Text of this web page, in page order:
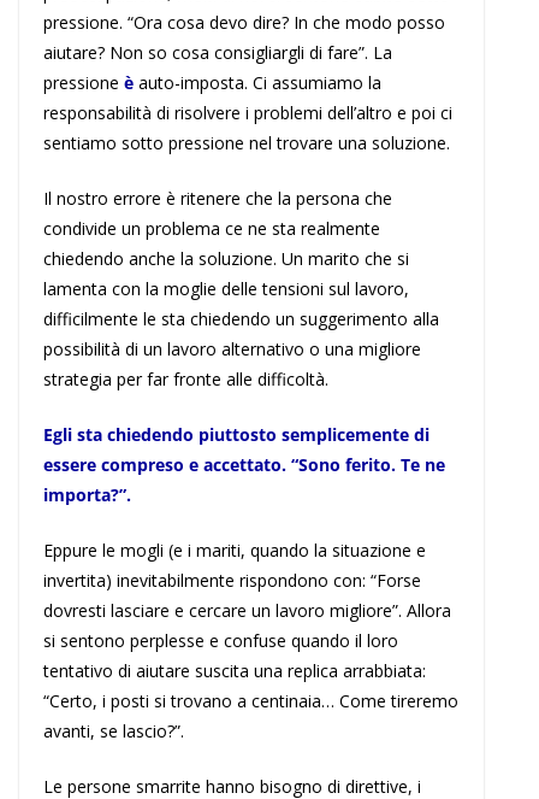
pressione. “Ora cosa devo dire? In che modo posso
aiutare? Non so cosa consigliargli di fare”. La
pressione è auto-imposta. Ci assumiamo la
responsabilità di risolvere i problemi dell’altro e poi ci
sentiamo sotto pressione nel trovare una soluzione.
Il nostro errore è ritenere che la persona che
condivide un problema ce ne sta realmente
chiedendo anche la soluzione. Un marito che si
lamenta con la moglie delle tensioni sul lavoro,
difficilmente le sta chiedendo un suggerimento alla
possibilità di un lavoro alternativo o una migliore
strategia per far fronte alle difficoltà.
Egli sta chiedendo piuttosto semplicemente di
essere compreso e accettato. “Sono ferito. Te ne
importa?”.
Eppure le mogli (e i mariti, quando la situazione e
invertita) inevitabilmente rispondono con: “Forse
dovresti lasciare e cercare un lavoro migliore”. Allora
si sentono perplesse e confuse quando il loro
tentativo di aiutare suscita una replica arrabbiata:
“Certo, i posti si trovano a centinaia… Come tireremo
avanti, se lascio?”.
Le persone smarrite hanno bisogno di direttive, i